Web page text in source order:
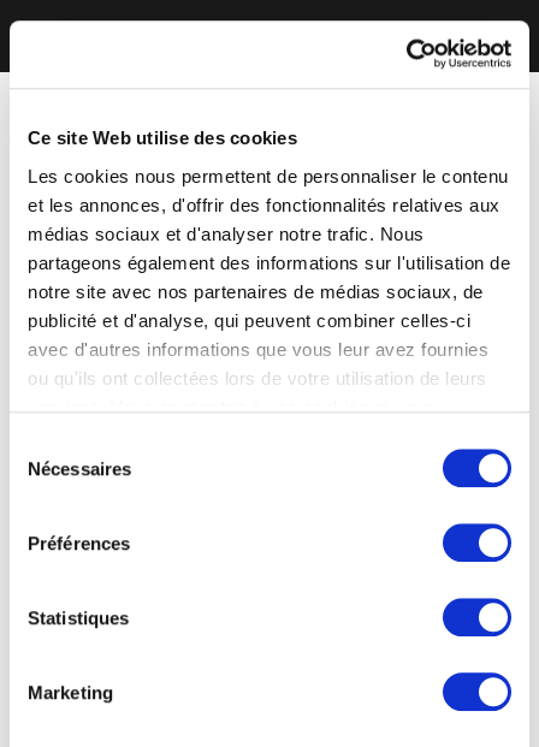
Ce site Web utilise des cookies
Les cookies nous permettent de personnaliser le contenu
et les annonces, d'offrir des fonctionnalités relatives aux
médias sociaux et d'analyser notre trafic. Nous
partageons également des informations sur l'utilisation de
notre site avec nos partenaires de médias sociaux, de
publicité et d'analyse, qui peuvent combiner celles-ci
avec d'autres informations que vous leur avez fournies
ou qu'ils ont collectées lors de votre utilisation de leurs
Nécessaires
Préférences
Statistiques
Marketing